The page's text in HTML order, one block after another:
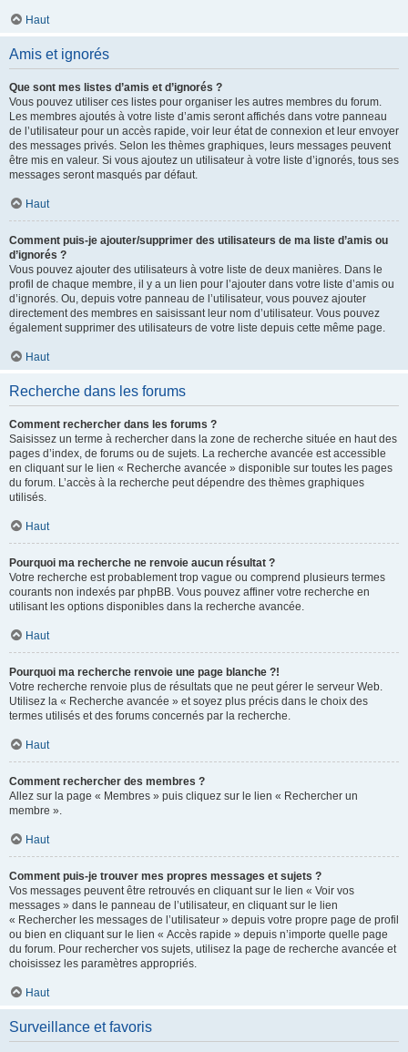
Haut
Amis et ignorés
Que sont mes listes d’amis et d’ignorés ?
Vous pouvez utiliser ces listes pour organiser les autres membres du forum.
Les membres ajoutés à votre liste d’amis seront affichés dans votre panneau
de l’utilisateur pour un accès rapide, voir leur état de connexion et leur envoyer
des messages privés. Selon les thèmes graphiques, leurs messages peuvent
être mis en valeur. Si vous ajoutez un utilisateur à votre liste d’ignorés, tous ses
messages seront masqués par défaut.
Haut
Comment puis-je ajouter/supprimer des utilisateurs de ma liste d’amis ou
d’ignorés ?
Vous pouvez ajouter des utilisateurs à votre liste de deux manières. Dans le
profil de chaque membre, il y a un lien pour l’ajouter dans votre liste d’amis ou
d’ignorés. Ou, depuis votre panneau de l’utilisateur, vous pouvez ajouter
directement des membres en saisissant leur nom d’utilisateur. Vous pouvez
également supprimer des utilisateurs de votre liste depuis cette même page.
Haut
Recherche dans les forums
Comment rechercher dans les forums ?
Saisissez un terme à rechercher dans la zone de recherche située en haut des
pages d’index, de forums ou de sujets. La recherche avancée est accessible
en cliquant sur le lien « Recherche avancée » disponible sur toutes les pages
du forum. L’accès à la recherche peut dépendre des thèmes graphiques
utilisés.
Haut
Pourquoi ma recherche ne renvoie aucun résultat ?
Votre recherche est probablement trop vague ou comprend plusieurs termes
courants non indexés par phpBB. Vous pouvez affiner votre recherche en
utilisant les options disponibles dans la recherche avancée.
Haut
Pourquoi ma recherche renvoie une page blanche ?!
Votre recherche renvoie plus de résultats que ne peut gérer le serveur Web.
Utilisez la « Recherche avancée » et soyez plus précis dans le choix des
termes utilisés et des forums concernés par la recherche.
Haut
Comment rechercher des membres ?
Allez sur la page « Membres » puis cliquez sur le lien « Rechercher un
membre ».
Haut
Comment puis-je trouver mes propres messages et sujets ?
Vos messages peuvent être retrouvés en cliquant sur le lien « Voir vos
messages » dans le panneau de l’utilisateur, en cliquant sur le lien
« Rechercher les messages de l’utilisateur » depuis votre propre page de profil
ou bien en cliquant sur le lien « Accès rapide » depuis n’importe quelle page
du forum. Pour rechercher vos sujets, utilisez la page de recherche avancée et
choisissez les paramètres appropriés.
Haut
Surveillance et favoris